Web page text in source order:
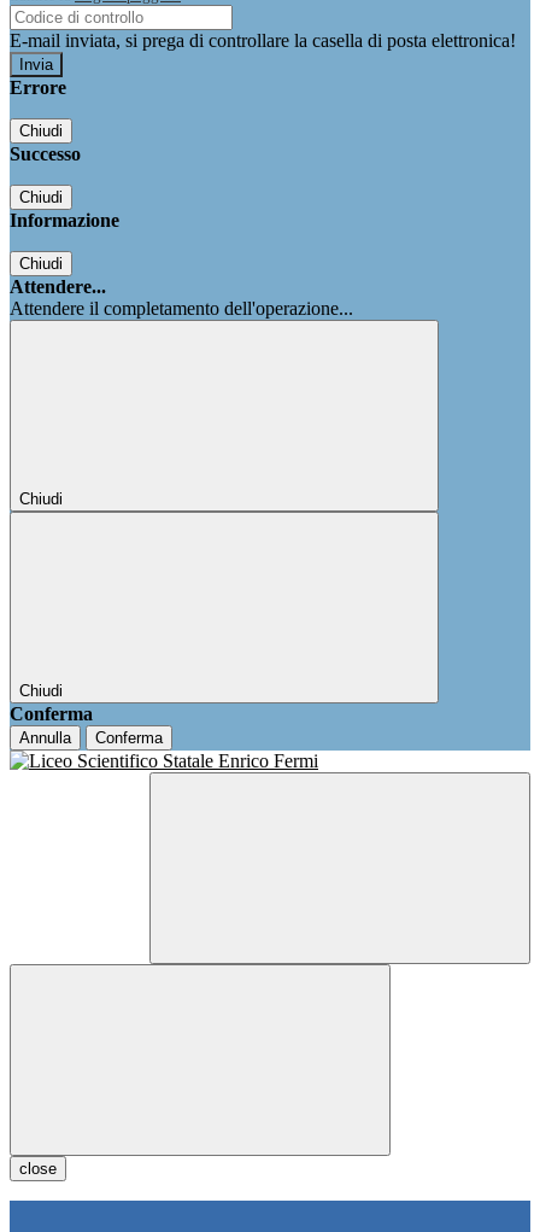
E-mail inviata, si prega di controllare la casella di posta elettronica!
Errore
Chiudi
Successo
Chiudi
Informazione
Chiudi
Attendere...
Attendere il completamento dell'operazione...
Chiudi
Chiudi
Conferma
Annulla Conferma
close